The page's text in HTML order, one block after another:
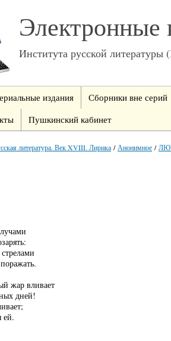
Электронные
Института русской
издания
Сборники вне серий
Пушкинский кабинет
литература. Век XVIII. Лирика / Анонимное /
жар вливает
дней!
ей.